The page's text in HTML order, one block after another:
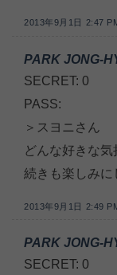
2013年9月1日 2:47
PARK JONG-
SECRET: 0
PASS:
＞スヨニさん
どんな好きな
続きも楽しみに
2013年9月1日 2:49
PARK JONG-
SECRET: 0